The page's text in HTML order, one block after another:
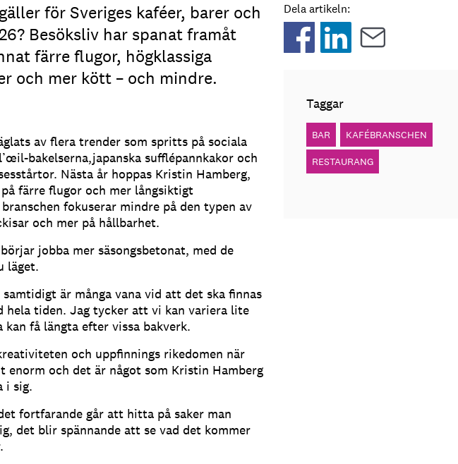
för Sveriges kaféer, barer och
Besöksliv har spanat framåt
färre flugor, högklassiga
och mer kött – och mindre.
av flera trender som spritts på sociala
bakelserna,japanska sufflépannkakor och
Nästa år hoppas Kristin Hamberg,
färre flugor och mer långsiktigt
fokuserar mindre på den typen av
och mer på hållbarhet.
jobba mer säsongsbetonat, med de
läget.
samtidigt är många vana vid att det ska finnas
hela tiden. Jag tycker att vi kan variera lite
få längta efter vissa bakverk.
och uppfinnings rikedomen när
enorm och det är något som Kristin Hamberg
i sig.
fortfarande går att hitta på saker man
det blir spännande att se vad det kommer
Dela artikeln:
Taggar
BAR KAFÉBRANSCHEN
RESTAURANG